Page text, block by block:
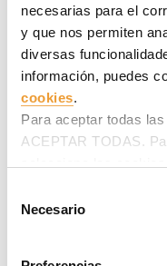
necesarias para el
y que nos permiten
diversas
información, puedes
cookies.
Para aceptar todas
ACEPTAR TODAS.
después.
Necesario
clave de nuestro éxito".